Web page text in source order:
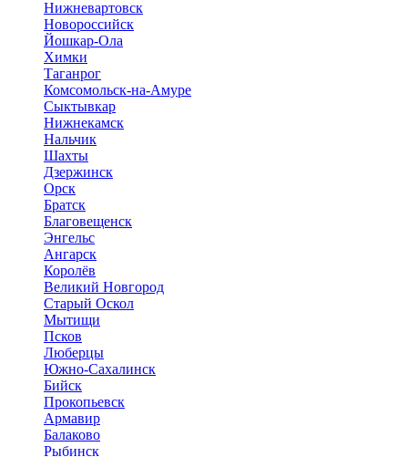
Нижневартовск
Новороссийск
Йошкар-Ола
Химки
Таганрог
Комсомольск-на-Амуре
Сыктывкар
Нижнекамск
Нальчик
Шахты
Дзержинск
Орск
Братск
Благовещенск
Энгельс
Ангарск
Королёв
Великий Новгород
Старый Оскол
Мытищи
Псков
Люберцы
Южно-Сахалинск
Бийск
Прокопьевск
Армавир
Балаково
Рыбинск